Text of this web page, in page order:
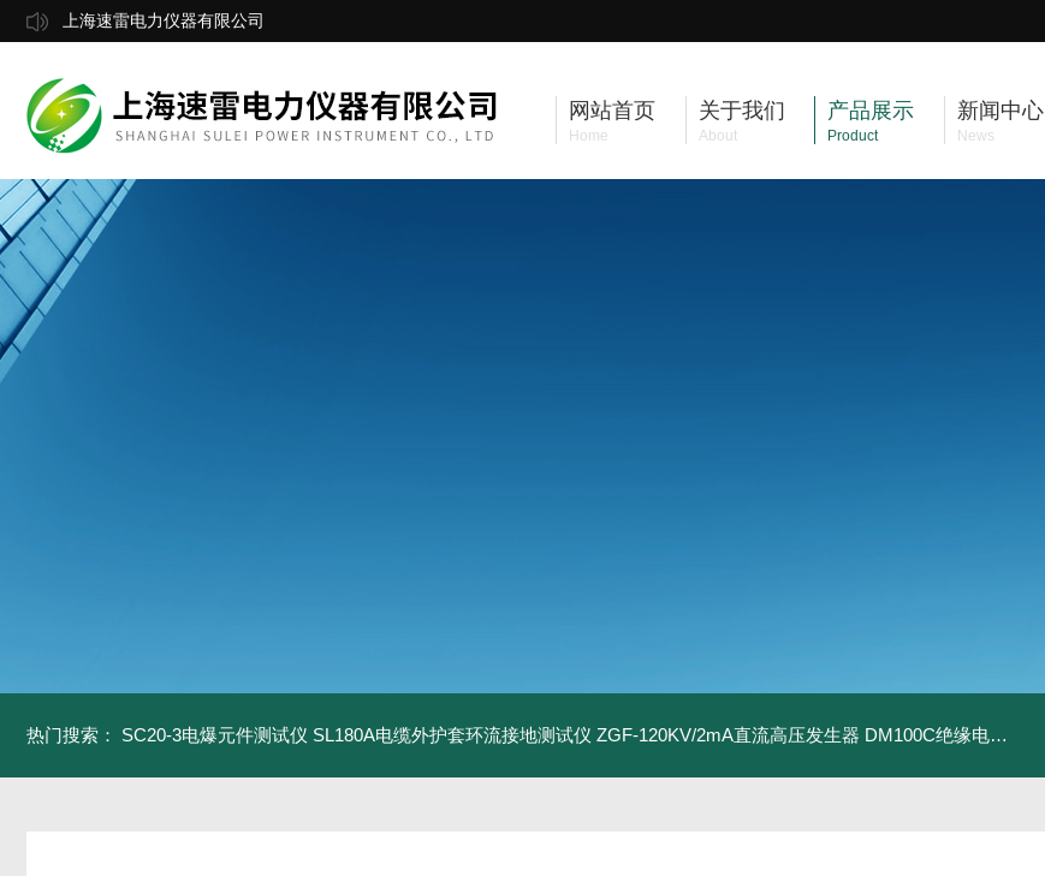
上海速雷电力仪器有限公司
网站首页
Home
关于我们
About
产品展示
Product
新闻中心
News
热门搜索： SC20-3电爆元件测试仪 SL180A电缆外护套环流接地测试仪 ZGF-120KV/2mA直流高压发生器 DM100C绝缘电阻测试仪